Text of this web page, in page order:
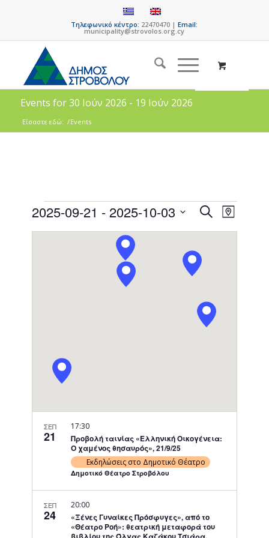
Τηλεφωνικό κέντρο: 22470470 |Email:
municipality@strovolos.org.cy
Events for 30 Ιούν 2026 - 19 Ιούν 2026
Είσαστε εδώ: /Events
Events
Search
and
Views
SearchEvent
Views
Map
2025-09-21 - 2025-10-03
ΣΕΠ
21
Προβολή ταινίας «Ελληνική Οικογένεια:
Ο χαμένος θησαυρός», 21/9/25
17:30
Εκδηλώσεις στο Δημοτικό Θέατρο
Δημοτικό Θέατρο Στροβόλου
ΣΕΠ
24
«Ξένες Γυναίκες Πρόσφυγες», από το
«Θέατρο Ροή»: θεατρική μεταφορά του
20:00